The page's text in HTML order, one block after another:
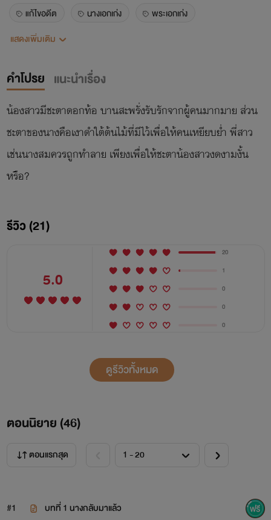
แก้ไขอดีต
นางเอกเก่ง
พระเอกเก่ง
พระเอกคลั่งรัก
แนะนำนิยายจีนโบราณ
เชื้อพระวงศ์
ทวงคืนทุกอย่าง
แสดงเพิ่มเติม
คำโปรย แนะนำเรื่อง
น้องสาวมีชะตาดอกท้อ บานสะพรั่งรับรักจากผู้คนมากมาย ส่วน
ชะตาของนางคือเงาดำใต้ต้นไม้ที่มีไว้เพื่อให้คนเหยียบย่ำ พี่สาว
เช่นนางสมควรถูกทำลาย เพียงเพื่อให้ชะตาน้องสาวงดงามงั้น
หรือ?
รีวิว (21)
5.0
20
1
0
0
0
ดูรีวิวทั้งหมด
ตอนนิยาย (46)
ตอนแรกสุด
#1 บทที่ 1 นางกลับมาแล้ว